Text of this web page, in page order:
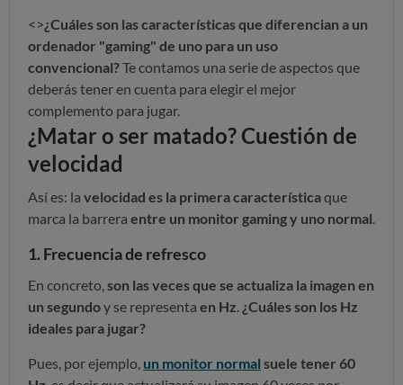
<>¿Cuáles son las características que diferencian a un
ordenador "gaming" de uno para un uso
convencional?Te contamos una serie de aspectos que
deberás tener en cuenta para elegir el mejor
complemento para jugar.
¿Matar o ser matado? Cuestión de
velocidad
Así es: la velocidad es la primera característicaque
marca la barrera entre un monitor gaming y uno normal
1. Frecuencia de refresco
En concreto, son las veces que se actualiza la imagen en
un segundoy se representa en Hz ¿Cuáles son los Hz
ideales para jugar?
Pues, por ejemplo, un monitor normal suele tener 60